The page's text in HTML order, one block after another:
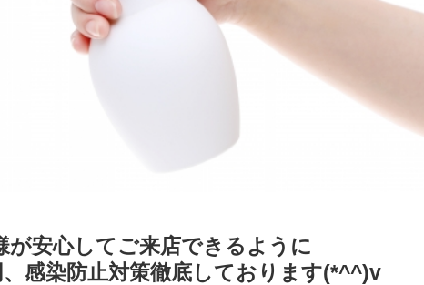
が安心してご来店できるように
感染防止対策徹底しております(*^^)v